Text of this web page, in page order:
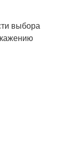
выбора